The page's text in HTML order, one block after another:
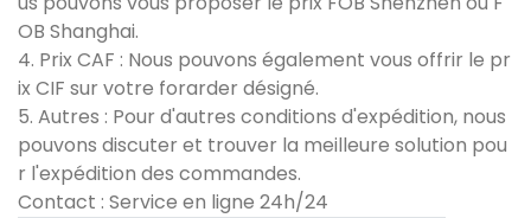
OB Shanghai.
4. Prix CAF : Nous pouvons également vous offrir le pr
ix CIF sur votre forarder désigné.
5. Autres : Pour d'autres conditions d'expédition, nous
pouvons discuter et trouver la meilleure solution pou
r l'expédition des commandes.
Contact : Service en ligne 24h/24